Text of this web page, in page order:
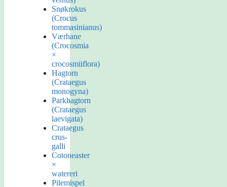
Snøkrokus
(Crocus
tommasinianus)
Værhane
(Crocosmia
×
crocosmiiflora)
Hagtorn
(Crataegus
monogyna)
Parkhagtorn
(Crataegus
laevigata)
Crataegus
crus-
galli
Cotoneaster
×
watereri
Pilemispel